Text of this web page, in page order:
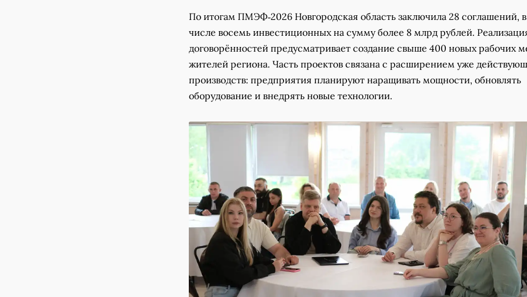
По итогам ПМЭФ‑2026 Новгородская область заключила 28 соглашений,
числе восемь инвестиционных на сумму более 8 млрд рублей.
договорённостей предусматривает создание свыше 400 новых рабочих
жителей региона. Часть проектов связана с расширением уже
производств: предприятия планируют наращивать мощности, обновлять
оборудование и внедрять новые технологии.